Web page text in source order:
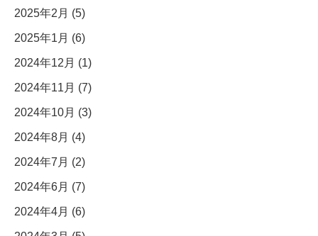
2025年2月 (5)
2025年1月 (6)
2024年12月 (1)
2024年11月 (7)
2024年10月 (3)
2024年8月 (4)
2024年7月 (2)
2024年6月 (7)
2024年4月 (6)